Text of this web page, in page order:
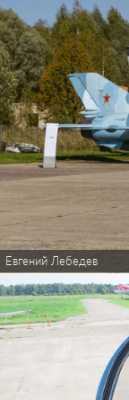
Евгений Лебедев